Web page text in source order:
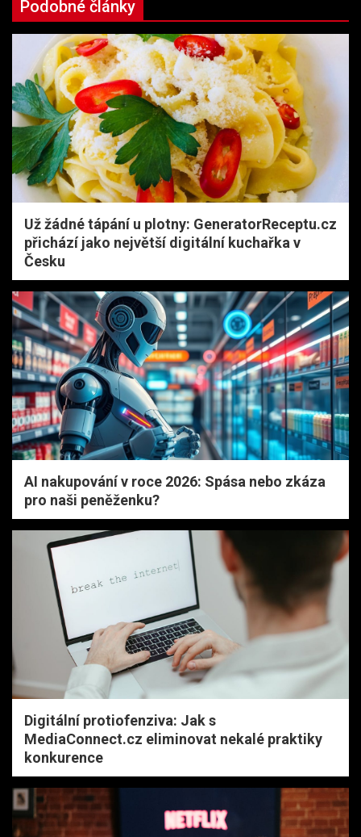
Podobné články
Už žádné tápání u plotny: GeneratorReceptu.cz
přichází jako největší digitální kuchařka v
Česku
AI nakupování v roce 2026: Spása nebo zkáza
pro naši peněženku?
Digitální protiofenziva: Jak s
MediaConnect.cz eliminovat nekalé praktiky
konkurence